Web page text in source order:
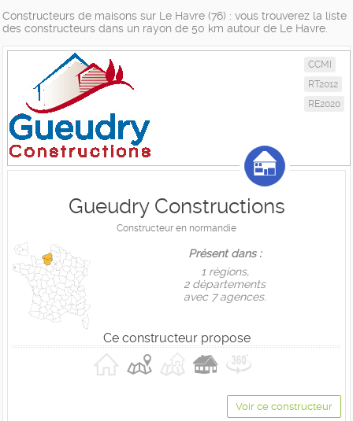
Constructeurs de maisons sur Le Havre (76) : vous trouverez la liste
des constructeurs dans un rayon de 50 km autour de Le Havre.
CCMI
RT2012
RE2020
Gueudry Constructions
Constructeur en normandie
Présent dans :
1 règions,
2 départements
avec 7 agences.
Ce constructeur propose
Voir ce constructeur